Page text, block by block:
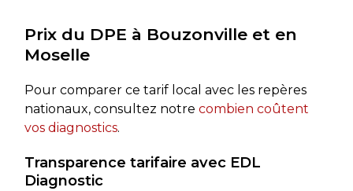
Prix du DPE à Bouzonville et en
Moselle
Pour comparer ce tarif local avec les repères
nationaux, consultez notre combien coûtent
vos diagnostics.
Transparence tarifaire avec EDL
Diagnostic